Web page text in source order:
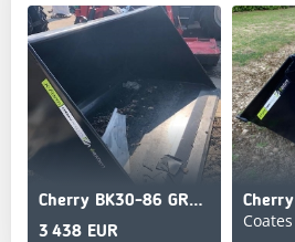
Cherry BK30-86 GRAIN BUCKET
3 438 EUR
Coates